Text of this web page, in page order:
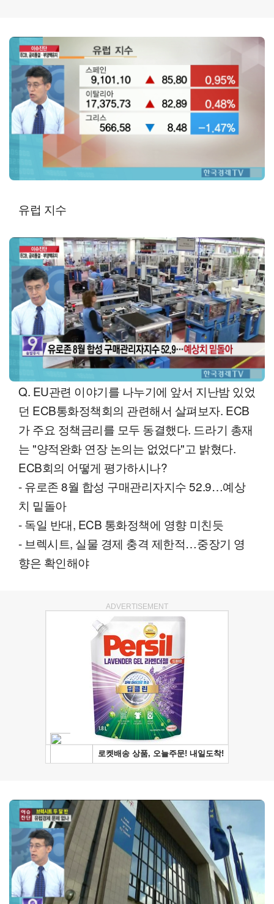
유럽 지수
Q. EU관련 이야기를 나누기에 앞서 지난밤 있었
던 ECB통화정책회의 관련해서 살펴보자. ECB
가 주요 정책금리를 모두 동결했다. 드라기 총재
는 "양적완화 연장 논의는 없었다"고 밝혔다.
ECB회의 어떻게 평가하시나?
- 유로존 8월 합성 구매관리자지수 52.9…예상
치 밑돌아
- 독일 반대, ECB 통화정책에 영향 미친듯
- 브렉시트, 실물 경제 충격 제한적…중장기 영
향은 확인해야
ADVERTISEMENT